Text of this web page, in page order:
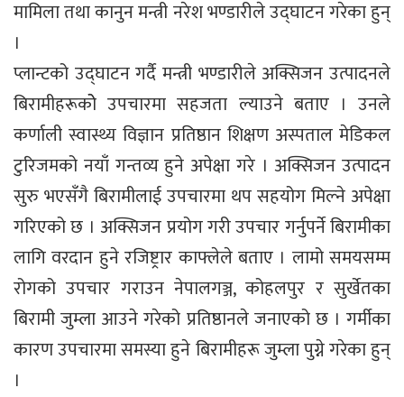
मामिला तथा कानुन मन्त्री नरेश भण्डारीले उद्घाटन गरेका हुन्
।
प्लान्टको उद्घाटन गर्दै मन्त्री भण्डारीले अक्सिजन उत्पादनले
बिरामीहरूकोे उपचारमा सहजता ल्याउने बताए । उनले
कर्णाली स्वास्थ्य विज्ञान प्रतिष्ठान शिक्षण अस्पताल मेडिकल
टुरिजमको नयाँ गन्तव्य हुने अपेक्षा गरे । अक्सिजन उत्पादन
सुरु भएसँगै बिरामीलाई उपचारमा थप सहयोग मिल्ने अपेक्षा
गरिएको छ । अक्सिजन प्रयोग गरी उपचार गर्नुपर्ने बिरामीका
लागि वरदान हुने रजिष्ट्रार काफ्लेले बताए । लामो समयसम्म
रोगको उपचार गराउन नेपालगञ्ज, कोहलपुर र सुर्खेतका
बिरामी जुम्ला आउने गरेको प्रतिष्ठानले जनाएको छ । गर्मीका
कारण उपचारमा समस्या हुने बिरामीहरू जुम्ला पुग्ने गरेका हुन्
।